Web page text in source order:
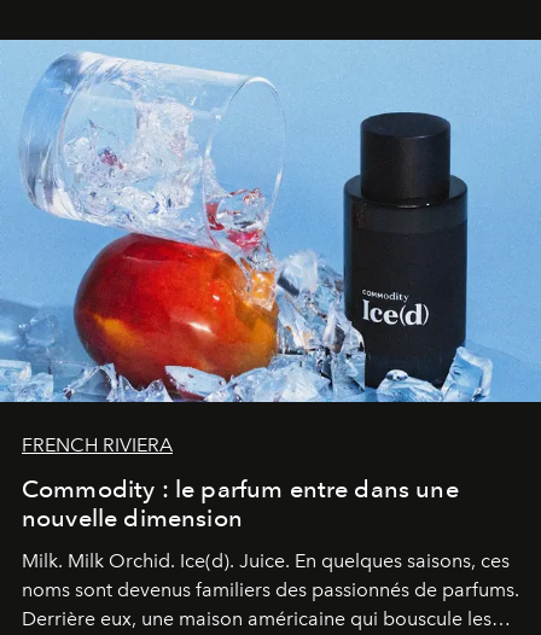
FRENCH RIVIERA
Commodity : le parfum entre dans une
nouvelle dimension
Milk. Milk Orchid. Ice(d). Juice. En quelques saisons, ces
noms sont devenus familiers des passionnés de parfums.
Derrière eux, une maison américaine qui bouscule les